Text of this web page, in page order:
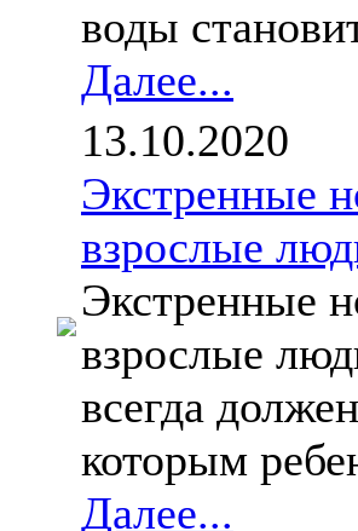
воды
Далее...
13.10.2020
Экстренные
взрослые
Экстренные
взрослые
всегда
которым
Далее...